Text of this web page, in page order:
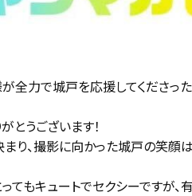
全力で城戸を応援してくださった
とうございます！
り、撮影に向かった城戸の笑顔
てもキュートでセクシーですが